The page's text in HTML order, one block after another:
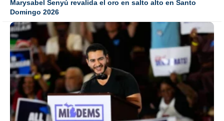
Marysabel Senyú revalida el oro en salto alto en Santo
Domingo 2026